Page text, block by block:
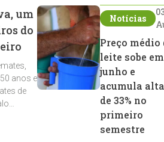
um
do
anos e
de
Sumário de
debates, podcast,
reprodutores e
homenagens
integram a
programação da
entidade durante a
ExpoGenética
Notícias
Preço médio
leite sobe em
junho e
acumula alta
de 33% no
primeiro
semestre